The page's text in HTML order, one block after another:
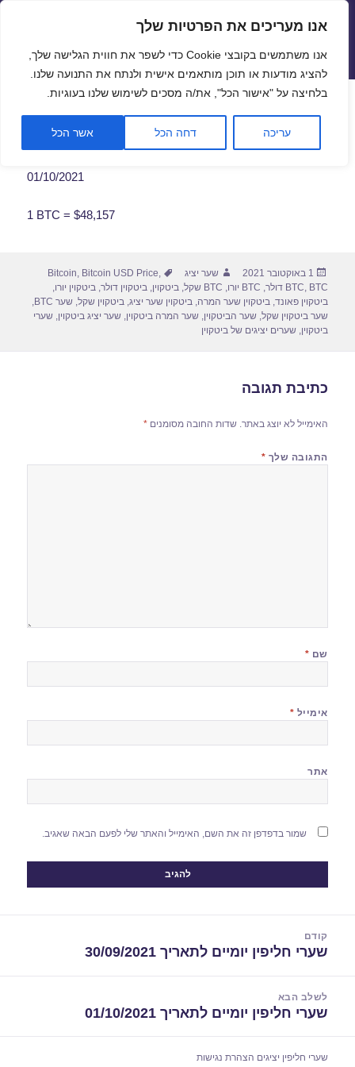
פתח
אנו מעריכים את הפרטיות שלך
אנו משתמשים בקובצי Cookie כדי לשפר את חווית הגלישה שלך,
להציג מודעות או תוכן מותאמים אישית ולנתח את התנועה שלנו.
בלחיצה על "אישור הכל", את/ה מסכים לשימוש שלנו בעוגיות.
עריכה דחה הכל אשר הכל
שערי חליפין יציגים – שער יציג
תפריטים
ווידג'טים
שער ביטקוין לתאריך 01/10/2021
01/10/2021
1 BTC = $48,157
פורסם
בתאריך
1 באוקטובר 2021 מחבר
שער יציג תגיות Bitcoin, Bitcoin USD Price,
BTC, BTC דולר , BTC יורו , BTC שקל ,ביטקוין,ביטקוין דולר,ביטקוין יורו,
ביטקוין פאונד,ביטקוין שער המרה,ביטקוין שער יציג,ביטקוין שקל,שער BTC
,
שער ביטקוין שקל,שער הביטקוין,שער המרה ביטקוין,שער יציג ביטקוין,שערי
ביטקוין,שערים יציגים של ביטקוין
כתיבת תגובה
האימייל לא יוצג באתר. שדות החובה מסומנים*
התגובה שלך *
שם *
אימייל *
אתר
שמור בדפדפן זה את השם, האימייל והאתר שלי לפעם הבאה שאגיב.
קודם
הפוסט
שערי חליפין יומיים לתאריך 30/09/2021
לשלב הבא
הפוסט
שערי חליפין יומיים לתאריך 01/10/2021
שערי חליפין יציגים הצהרת נגישות